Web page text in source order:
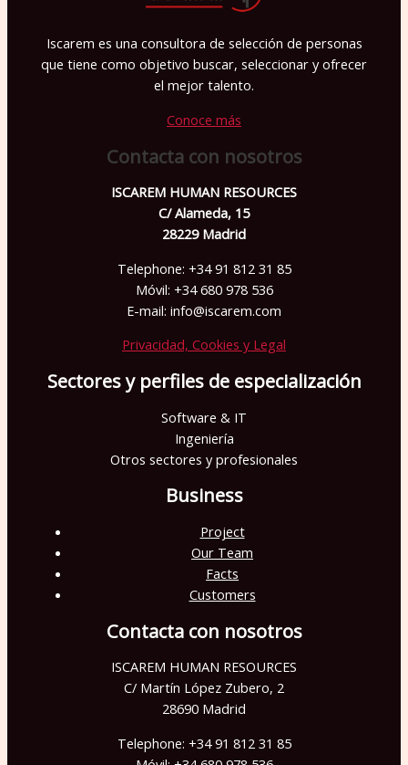
Iscarem es una consultora de selección de personas
que tiene como objetivo buscar, seleccionar y ofrecer
el mejor talento.
Conoce más
Contacta con nosotros
ISCAREM HUMAN RESOURCES
C/ Alameda, 15
28229 Madrid
Telephone: +34 91 812 31 85
Móvil: +34 680 978 536
E-mail: info@iscarem.com
Privacidad, Cookies y Legal
Sectores y perfiles de especialización
Software & IT
Ingeniería
Otros sectores y profesionales
Business
Project
Our Team
Facts
Customers
Contacta con nosotros
ISCAREM HUMAN RESOURCES
C/ Martín López Zubero, 2
28690 Madrid
Telephone: +34 91 812 31 85